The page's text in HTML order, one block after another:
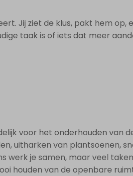
Jij ziet de klus, pakt hem op,
taak is of iets dat meer
voor het onderhouden van
uitharken van plantsoenen,
werk je samen, maar veel
houden van de openbare